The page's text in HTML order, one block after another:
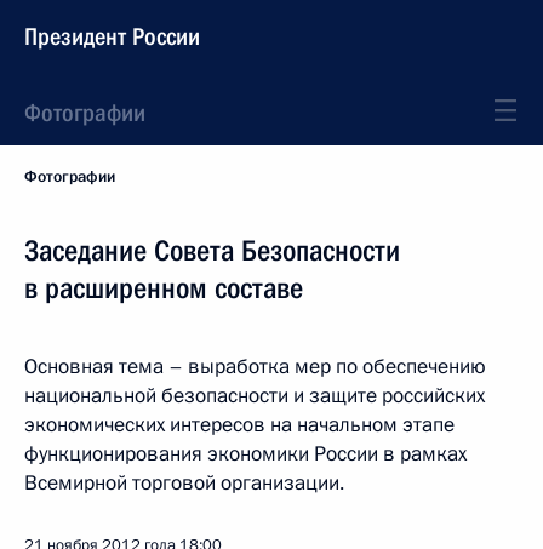
Президент России
Фотографии
Фотографии
Заседание Совета Безопасности
в расширенном составе
Основная тема – выработка мер по обеспечению
национальной безопасности и защите российских
экономических интересов на начальном этапе
функционирования экономики России в рамках
Всемирной торговой организации.